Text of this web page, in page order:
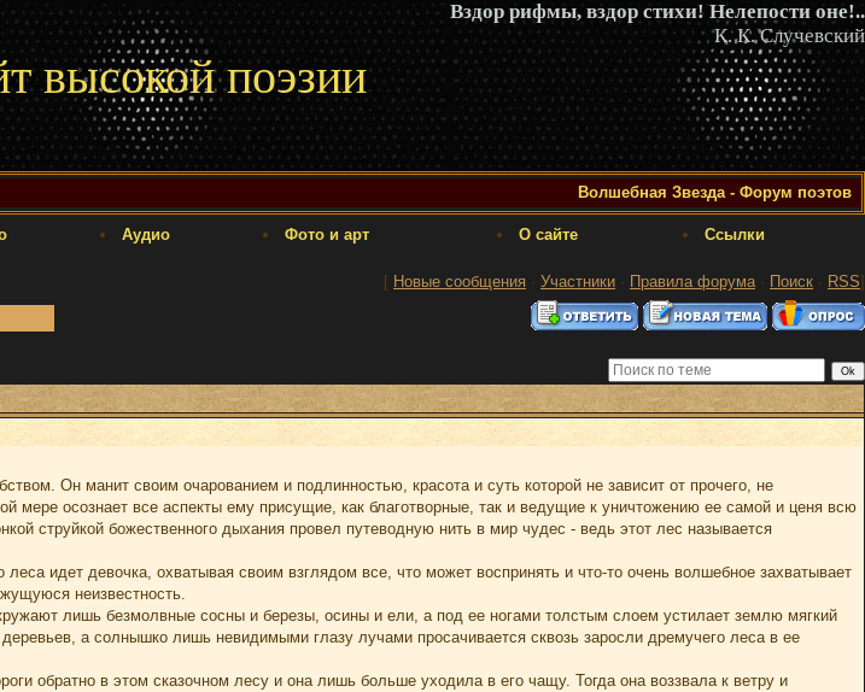
Вздор рифмы, вздор стихи! Нелепости оне!..
К. К. Случевский
высокой поэзии
Волшебная Звезда - Форум поэтов
Аудио Фото и арт О сайте Ссылки
[ Новые сообщения · Участники · Правила форума· Поиск · RSS]
Он манит своим очарованием и подлинностью, красота и суть которой не зависит от прочего, не
мере осознает все аспекты ему присущие, как благотворные, так и ведущие к уничтожению ее самой и ценя всю
струйкой божественного дыхания провел путеводную нить в мир чудес - ведь этот лес называется
леса идет девочка, охватывая своим взглядом все, что может воспринять и что-то очень волшебное захватывает
неизвестность.
лишь безмолвные сосны и березы, осины и ели, а под ее ногами толстым слоем устилает землю мягкий
а солнышко лишь невидимыми глазу лучами просачивается сквозь заросли дремучего леса в ее
обратно в этом сказочном лесу и она лишь больше уходила в его чащу. Тогда она воззвала к ветру и